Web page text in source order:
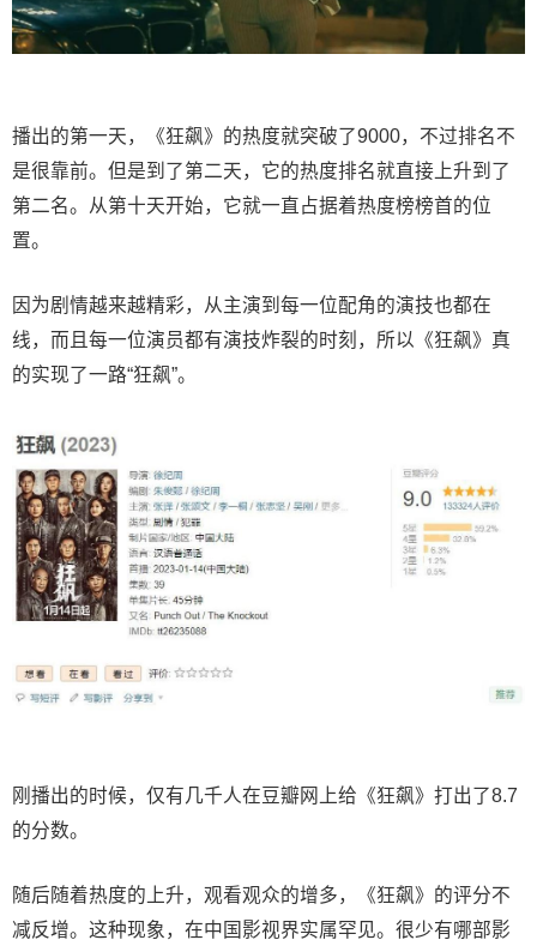
播出的第一天，《狂飙》的热度就突破了9000，不过排名不
是很靠前。但是到了第二天，它的热度排名就直接上升到了
第二名。从第十天开始，它就一直占据着热度榜榜首的位
置。
因为剧情越来越精彩，从主演到每一位配角的演技也都在
线，而且每一位演员都有演技炸裂的时刻，所以《狂飙》真
的实现了一路“狂飙”。
刚播出的时候，仅有几千人在豆瓣网上给《狂飙》打出了8.7
的分数。
随后随着热度的上升，观看观众的增多，《狂飙》的评分不
减反增。这种现象，在中国影视界实属罕见。很少有哪部影